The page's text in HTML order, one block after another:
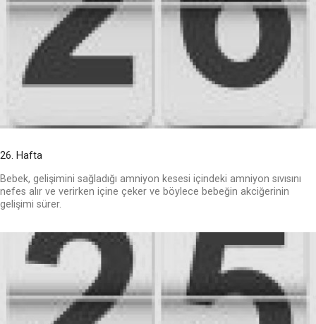
26. Hafta
Bebek, gelişimini sağladığı amniyon kesesi içindeki amniyon sıvısını
nefes alır ve verirken içine çeker ve böylece bebeğin akciğerinin
gelişimi sürer.